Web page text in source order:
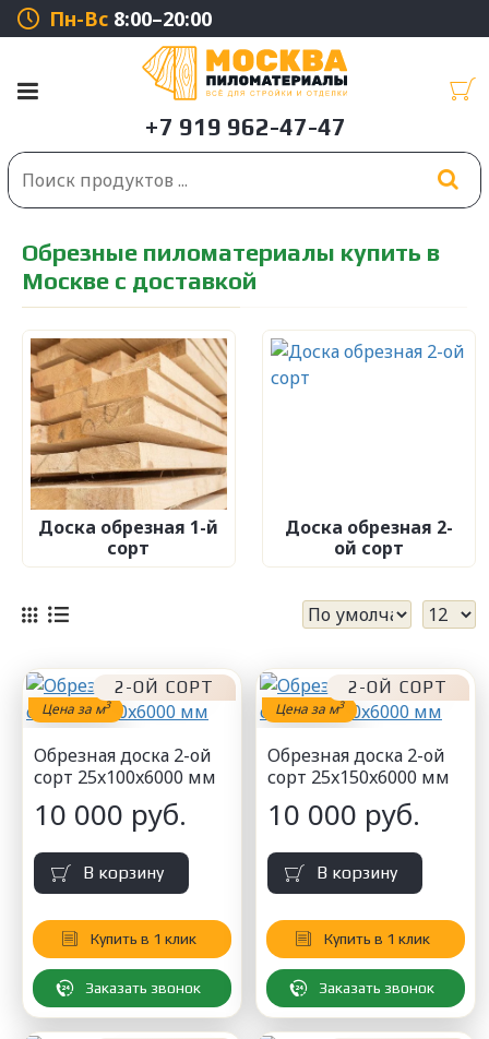
Пн-Вс 8:00–20:00
Обрезные пиломатериалы купить в
Москве с доставкой
Доска обрезная 1-й
сорт
Доска обрезная 2-
ой сорт
Цена за м3
2-ОЙ СОРТ
Обрезная доска 2-ой
сорт 25x100x6000 мм
10 000 руб.
В корзину
Купить в 1 клик
Заказать звонок
Цена за м3
2-ОЙ СОРТ
Обрезная доска 2-ой
сорт 25x150x6000 мм
10 000 руб.
В корзину
Купить в 1 клик
Заказать звонок